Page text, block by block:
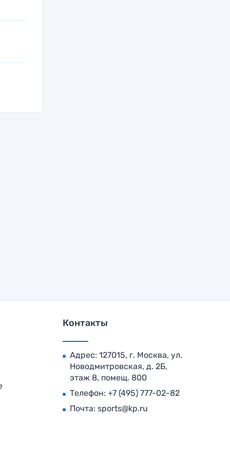
Контакты
Адрес: 127015, г. Москва, ул.
Новодмитровская, д. 2Б,
этаж 8, помещ. 800
Телефон: +7 (495) 777-02-82
Почта: sports@kp.ru